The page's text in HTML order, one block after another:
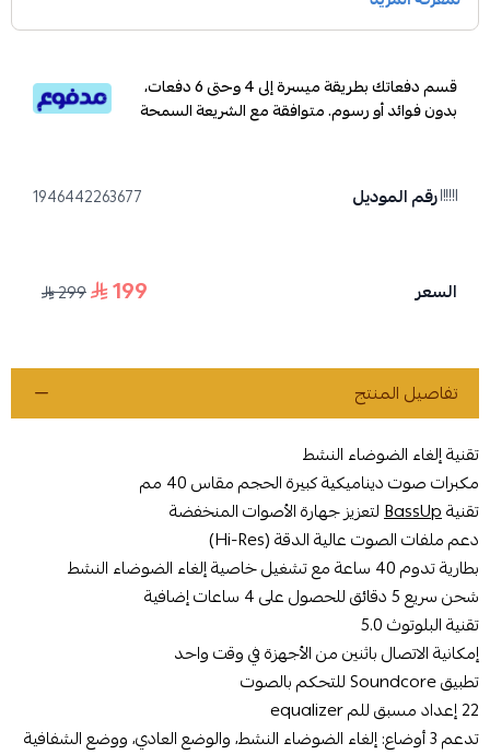
قسم دفعاتك بطريقة ميسرة إلى 4 وحتى 6 دفعات،
بدون فوائد أو رسوم. متوافقة مع الشريعة السمحة
رقم الموديل 1946442263677
السعر 199
299
تفاصيل المنتج
تقنية إلغاء الضوضاء النشط
مكبرات صوت ديناميكية كبيرة الحجم مقاس 40 مم
تقنيةBassUpلتعزيز جهارة الأصوات المنخفضة
دعم ملفات الصوت عالية الدقة (Hi-Res)
بطارية تدوم 40 ساعة مع تشغيل خاصية إلغاء الضوضاء النشط
شحن سريع 5 دقائق للحصول على 4 ساعات إضافية
تقنية البلوتوث 5.0
إمكانية الاتصال باثنين من الأجهزة في وقت واحد
تطبيق Soundcore للتحكم بالصوت
22 إعداد مسبق للم equalizer
تدعم 3 أوضاع: إلغاء الضوضاء النشط، والوضع العادي، ووضع الشفافية